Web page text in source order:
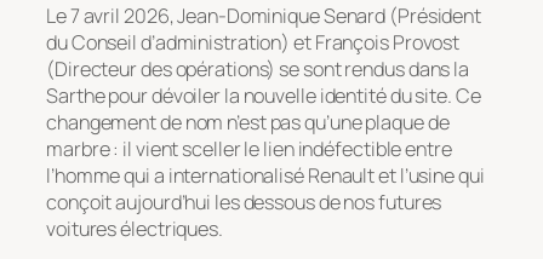
Le 7 avril 2026, Jean-Dominique Senard (Président
du Conseil d’administration) et François Provost
(Directeur des opérations) se sont rendus dans la
Sarthe pour dévoiler la nouvelle identité du site. Ce
changement de nom n’est pas qu’une plaque de
marbre : il vient sceller le lien indéfectible entre
l’homme qui a internationalisé Renault et l’usine qui
conçoit aujourd’hui les dessous de nos futures
voitures électriques.